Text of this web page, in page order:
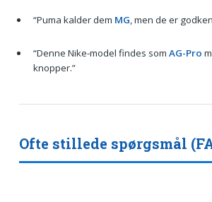
“Puma kalder dem MG , men de er
“Denne Nike-model findes som AG-Pro
knopper.”
Ofte stillede spørgsmål